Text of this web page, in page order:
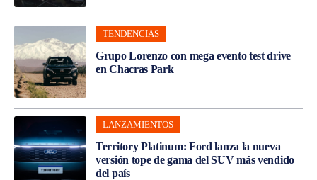
TENDENCIAS
Grupo Lorenzo con mega evento test drive
en Chacras Park
LANZAMIENTOS
Territory Platinum: Ford lanza la nueva
versión tope de gama del SUV más vendido
del país